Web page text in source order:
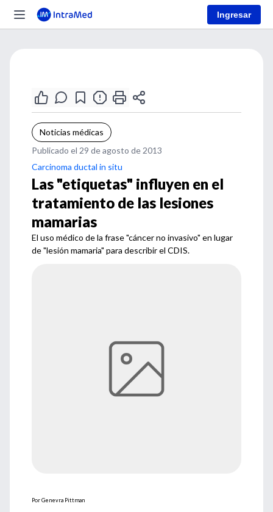
Ingresar
Noticias médicas
Publicado el 29 de agosto de 2013
Carcinoma ductal in situ
Las "etiquetas" influyen en el
tratamiento de las lesiones
mamarias
El uso médico de la frase "cáncer no invasivo" en lugar
de "lesión mamaria" para describir el CDIS.
Por Genevra Pittman